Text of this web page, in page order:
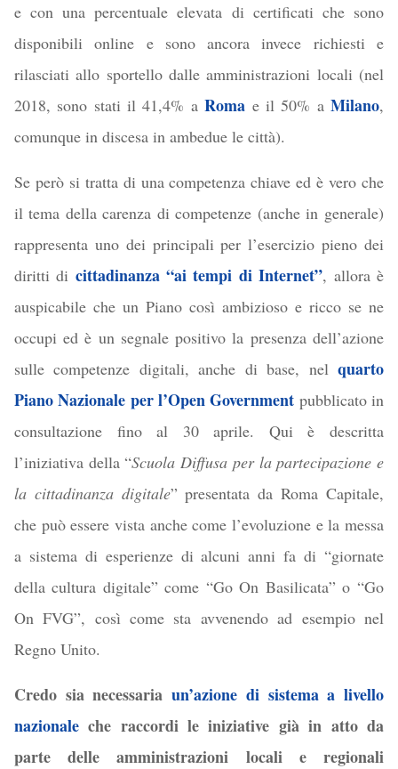
e con una percentuale elevata di certificati che sono
disponibili online e sono ancora invece richiesti e
rilasciati allo sportello dalle amministrazioni locali (nel
2018, sono stati il 41,4% aRoma e il 50% a Milano,
comunque in discesa in ambedue le città).
Se però si tratta di una competenza chiave ed è vero che
il tema della carenza di competenze (anche in generale)
rappresenta uno dei principali per l’esercizio pieno dei
diritti di cittadinanza “ai tempi di Internet”, allora è
auspicabile che un Piano così ambizioso e ricco se ne
occupi ed è un segnale positivo la presenza dell’azione
sulle competenze digitali, anche di base, nel quarto
Piano Nazionale per l’Open Government pubblicato in
consultazione fino al 30 aprile. Qui è descritta
l’iniziativa della “Scuola Diffusa per la partecipazione e
la cittadinanza digitale” presentata da Roma Capitale,
che può essere vista anche come l’evoluzione e la messa
a sistema di esperienze di alcuni anni fa di “giornate
della cultura digitale” come “Go On Basilicata” o “Go
On FVG”, così come sta avvenendo ad esempio nel
Regno Unito.
Credo sia necessariaun’azione di sistema a livello
nazionaleche raccordi le iniziative già in atto da
parte delle amministrazioni locali e regionali